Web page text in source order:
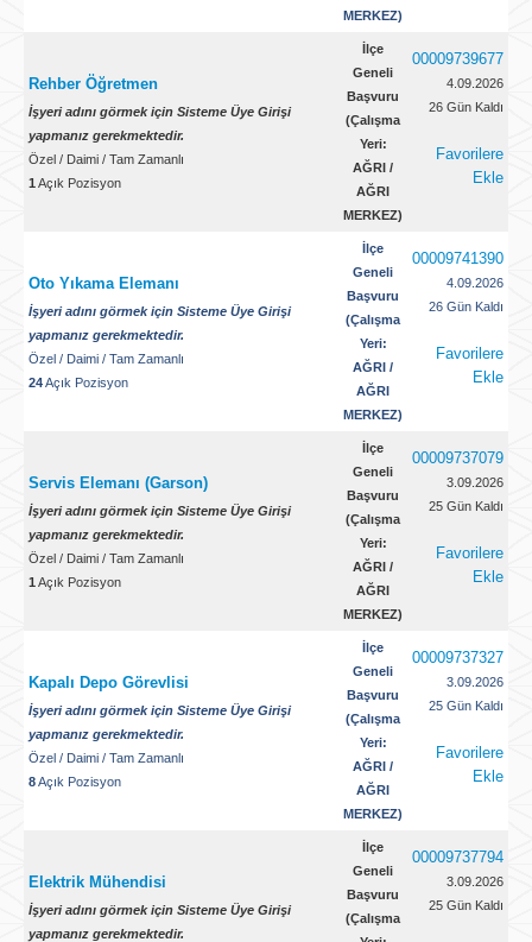
MERKEZ)
Rehber Öğretmen
İşyeri adını görmek için Sisteme Üye Girişi
yapmanız gerekmektedir.
Özel / Daimi / Tam Zamanlı
1 Açık Pozisyon
İlçe
Geneli
Başvuru
(Çalışma
Yeri:
AĞRI /
AĞRI
MERKEZ)
00009739677
4.09.2026
26 Gün Kaldı
Favorilere
Ekle
Oto Yıkama Elemanı
İşyeri adını görmek için Sisteme Üye Girişi
yapmanız gerekmektedir.
Özel / Daimi / Tam Zamanlı
24Açık Pozisyon
İlçe
Geneli
Başvuru
(Çalışma
Yeri:
AĞRI /
AĞRI
MERKEZ)
00009741390
4.09.2026
26 Gün Kaldı
Favorilere
Ekle
Servis Elemanı (Garson)
İşyeri adını görmek için Sisteme Üye Girişi
yapmanız gerekmektedir.
Özel / Daimi / Tam Zamanlı
1 Açık Pozisyon
İlçe
Geneli
Başvuru
(Çalışma
Yeri:
AĞRI /
AĞRI
MERKEZ)
00009737079
3.09.2026
25 Gün Kaldı
Favorilere
Ekle
Kapalı Depo Görevlisi
İşyeri adını görmek için Sisteme Üye Girişi
yapmanız gerekmektedir.
Özel / Daimi / Tam Zamanlı
8Açık Pozisyon
İlçe
Geneli
Başvuru
(Çalışma
Yeri:
AĞRI /
AĞRI
MERKEZ)
00009737327
3.09.2026
25 Gün Kaldı
Favorilere
Ekle
Elektrik Mühendisi
İşyeri adını görmek için Sisteme Üye Girişi
yapmanız gerekmektedir.
İlçe
Geneli
Başvuru
(Çalışma
00009737794
3.09.2026
25 Gün Kaldı